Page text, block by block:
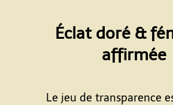
Éclat doré &
affirmée
Le jeu de transparence